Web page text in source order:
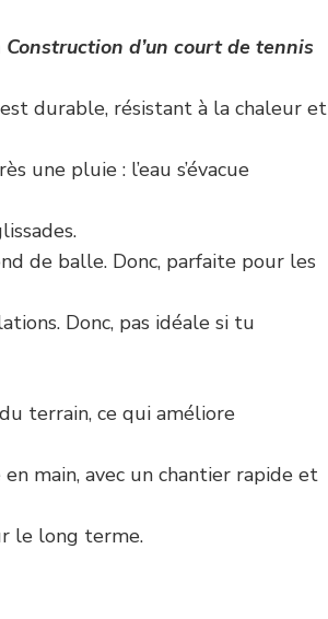
Construction d’un court de tennis
durable, résistant à la chaleur et
une pluie : l’eau s’évacue
de balle. Donc, parfaite pour les
Donc, pas idéale si tu
terrain, ce qui améliore
main, avec un chantier rapide et
le long terme.